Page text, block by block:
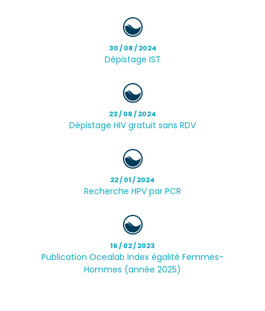
30 / 08 / 2024
Dépistage IST
23 / 08 / 2024
Dépistage HIV gratuit sans RDV
22 / 01 / 2024
Recherche HPV par PCR
16 / 02 / 2023
Publication Ocealab Index égalité Femmes-
Hommes (année 2025)